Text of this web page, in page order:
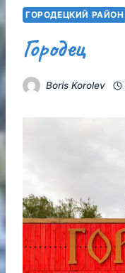
ГОРОДЕЦКИЙ РАЙОН
Городец
Boris Korolev